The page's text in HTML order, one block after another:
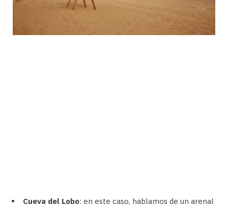
Cueva del Lobo: en este caso, hablamos de un arenal